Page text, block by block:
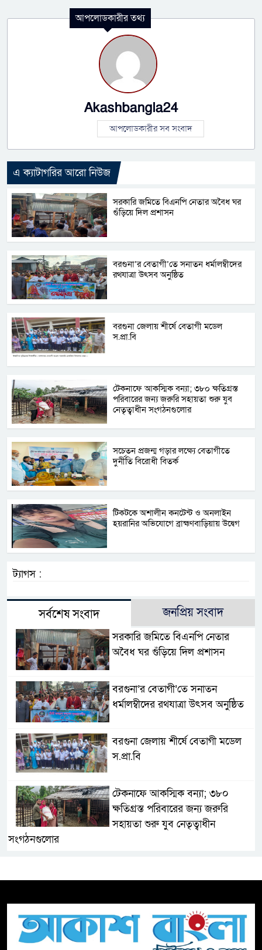
আপলোডকারীর তথ্য
Akashbangla24
আপলোডকারীর সব সংবাদ
এ ক্যাটাগরির আরো নিউজ
সরকারি জমিতে বিএনপি নেতার অবৈধ ঘর
গুঁড়িয়ে দিল প্রশাসন
বরগুনা’র বেতাগী’তে সনাতন ধর্মালম্বীদের
রথযাত্রা উৎসব অনুষ্ঠিত
বরগুনা জেলায় শীর্ষে বেতাগী মডেল
স.প্রা.বি
টেকনাফে আকস্মিক বন্যা; ৩৮০ ক্ষতিগ্রস্ত
পরিবারের জন্য জরুরি সহায়তা শুরু যুব
নেতৃত্বাধীন সংগঠনগুলোর
সচেতন প্রজন্ম গড়ার লক্ষ্যে বেতাগীতে
দুর্নীতি বিরোধী বিতর্ক
টিকটকে অশালীন কনটেন্ট ও অনলাইন
হয়রানির অভিযোগে ব্রাহ্মণবাড়িয়ায় উদ্বেগ
ট্যাগস :
সর্বশেষ সংবাদ জনপ্রিয় সংবাদ
সরকারি জমিতে বিএনপি নেতার
অবৈধ ঘর গুঁড়িয়ে দিল প্রশাসন
বরগুনা’র বেতাগী’তে সনাতন
ধর্মালম্বীদের রথযাত্রা উৎসব অনুষ্ঠিত
বরগুনা জেলায় শীর্ষে বেতাগী মডেল
স.প্রা.বি
টেকনাফে আকস্মিক বন্যা; ৩৮০
ক্ষতিগ্রস্ত পরিবারের জন্য জরুরি
সহায়তা শুরু যুব নেতৃত্বাধীন
সংগঠনগুলোর
টিকটকে অশালীন কনটেন্ট ও অনলাইন
হয়রানির অভিযোগে ব্রাহ্মণবাড়িয়ায়